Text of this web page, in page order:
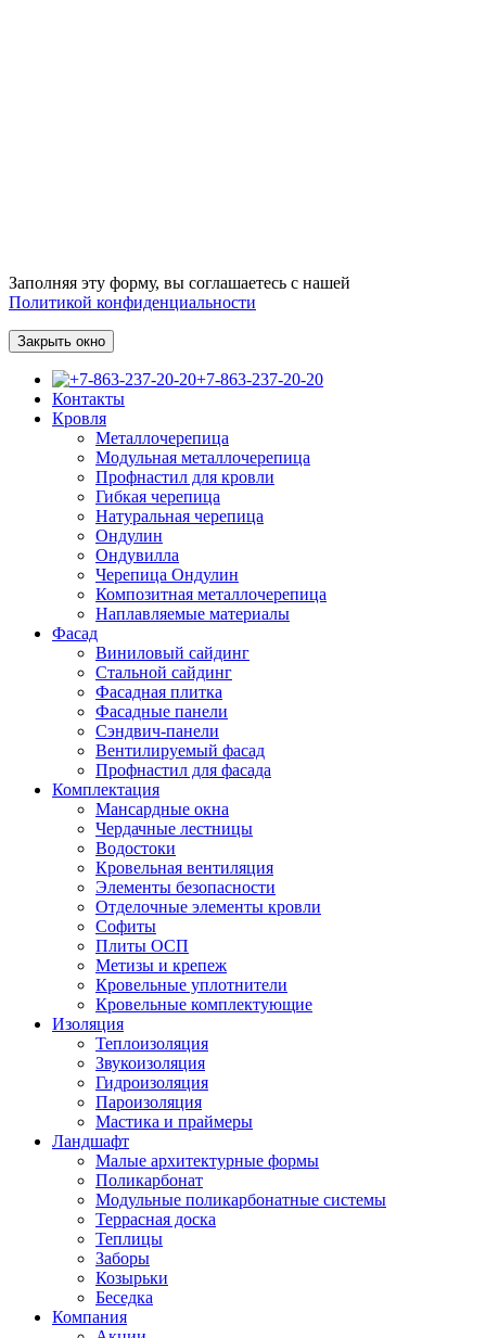
Заполняя эту форму, вы соглашаетесь с нашей
Политикой конфиденциальности
Закрыть окно
+7-863-237-20-20
Контакты
Кровля
Металлочерепица
Модульная металлочерепица
Профнастил для кровли
Гибкая черепица
Натуральная черепица
Ондулин
Ондувилла
Черепица Ондулин
Композитная металлочерепица
Наплавляемые материалы
Фасад
Виниловый сайдинг
Стальной сайдинг
Фасадная плитка
Фасадные панели
Сэндвич-панели
Вентилируемый фасад
Профнастил для фасада
Комплектация
Мансардные окна
Чердачные лестницы
Водостоки
Кровельная вентиляция
Элементы безопасности
Отделочные элементы кровли
Софиты
Плиты ОСП
Метизы и крепеж
Кровельные уплотнители
Кровельные комплектующие
Изоляция
Теплоизоляция
Звукоизоляция
Гидроизоляция
Пароизоляция
Мастика и праймеры
Ландшафт
Малые архитектурные формы
Поликарбонат
Модульные поликарбонатные системы
Террасная доска
Теплицы
Заборы
Козырьки
Беседка
Компания